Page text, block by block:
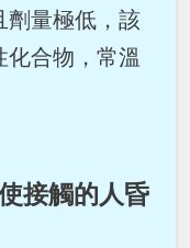
劑量極低，該
化合物，常溫
接觸的人昏